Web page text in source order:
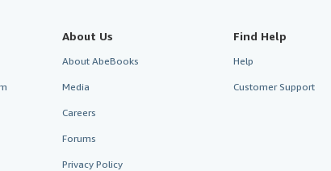
About Us
About AbeBooks
Media
Careers
Forums
Privacy Policy
Find Help
Help
Customer Support